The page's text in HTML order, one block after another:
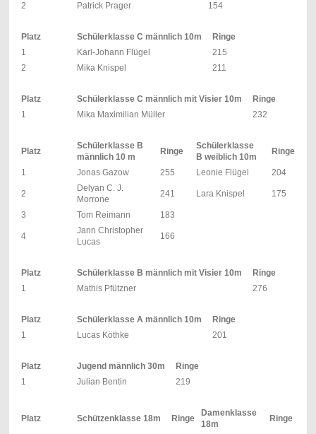
2
Patrick Prager 154
Platz Schülerklasse C männlich 10m
Ringe
1
Karl-Johann Flügel
215
2
Mika Knispel 211
Platz Schülerklasse C männlich mit Visier 10m
Ringe
1
Mika Maximilian Müller 232
Platz
Schülerklasse B
männlich 10 m
Ringe
Schülerklasse
B weiblich 10m
Ringe
1 Jonas Gazow 255 Leonie Flügel 204
2
Delyan C. J.
Morrone
241 Lara Knispel 175
3 Tom Reimann 183
4
Jann Christopher
Lucas
166
Platz Schülerklasse B männlich mit Visier 10m
Ringe
1
Mathis Pfützner 276
Platz Schülerklasse A männlich 10m
Ringe
1
Lucas Köthke 201
Platz Jugend männlich 30m
Ringe
1
Julian Bentin 219
Platz Schützenklasse 18m Ringe
Damenklasse
18m
Ringe